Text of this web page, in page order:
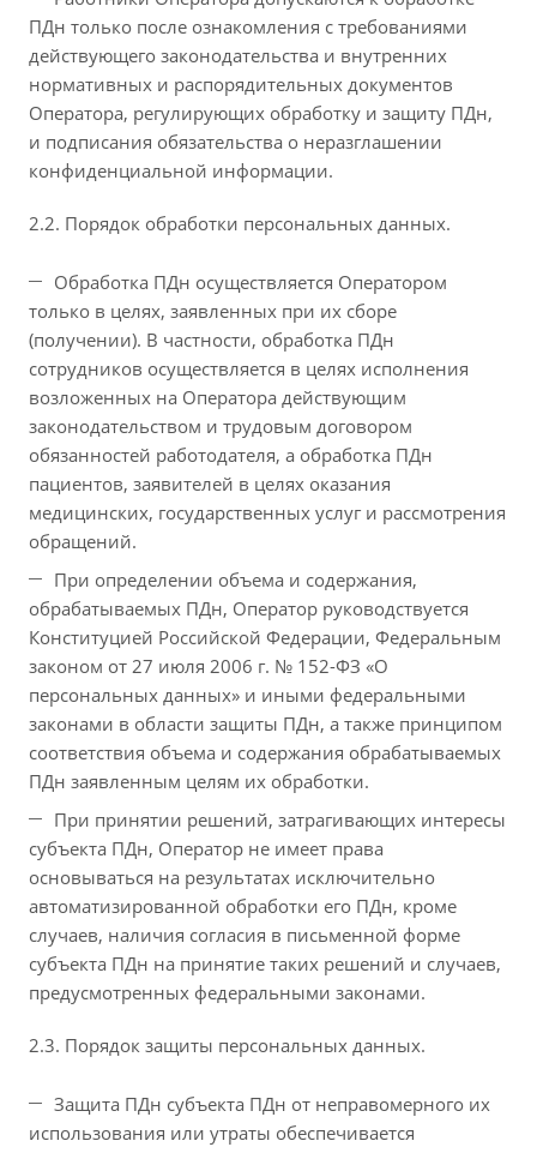
ПДн только после ознакомления с требованиями
действующего законодательства и внутренних
нормативных и распорядительных документов
Оператора, регулирующих обработку и защиту ПДн,
и подписания обязательства о неразглашении
конфиденциальной информации.
2.2. Порядок обработки персональных данных.
Обработка ПДн осуществляется Оператором
только в целях, заявленных при их сборе
(получении). В частности, обработка ПДн
сотрудников осуществляется в целях исполнения
возложенных на Оператора действующим
законодательством и трудовым договором
обязанностей работодателя, а обработка ПДн
пациентов, заявителей в целях оказания
медицинских, государственных услуг и рассмотрения
обращений.
При определении объема и содержания,
обрабатываемых ПДн, Оператор руководствуется
Конституцией Российской Федерации, Федеральным
законом от 27 июля 2006 г. № 152-ФЗ «О
персональных данных» и иными федеральными
законами в области защиты ПДн, а также принципом
соответствия объема и содержания обрабатываемых
ПДн заявленным целям их обработки.
При принятии решений, затрагивающих интересы
субъекта ПДн, Оператор не имеет права
основываться на результатах исключительно
автоматизированной обработки его ПДн, кроме
случаев, наличия согласия в письменной форме
субъекта ПДн на принятие таких решений и случаев,
предусмотренных федеральными законами.
2.3. Порядок защиты персональных данных.
Защита ПДн субъекта ПДн от неправомерного их
использования или утраты обеспечивается